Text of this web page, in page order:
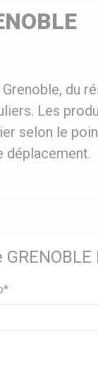
du
Les
selon le
déplacement.